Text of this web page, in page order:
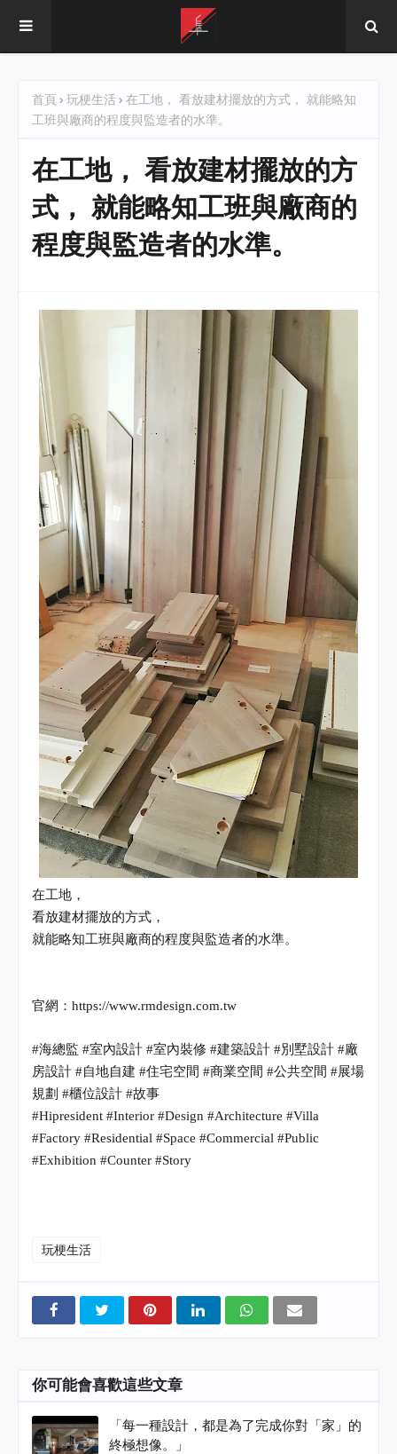
首頁 玩梗生活 在工地， 看放建材擺放的方式， 就能略知
工班與廠商的程度與監造者的水準。
在工地， 看放建材擺放的方
式， 就能略知工班與廠商的
程度與監造者的水準。
在工地，
看放建材擺放的方式，
就能略知工班與廠商的程度與監造者的水準。
官網： https://www.rmdesign.com.tw
#海總監 #室內設計 #室內裝修 #建築設計 #別墅設計 #廠
房設計 #自地自建 #住宅空間 #商業空間 #公共空間 #展場
規劃 #櫃位設計 #故事
#Hipresident #Interior #Design #Architecture #Villa
#Factory #Residential #Space #Commercial #Public
#Exhibition #Counter #Story
玩梗生活
你可能會喜歡這些文章
「每一種設計，都是為了完成你對「家」的
終極想像。」